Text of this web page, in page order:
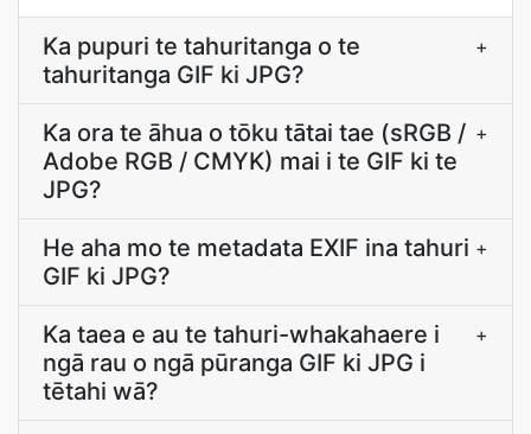
Ka pupuri te tahuritanga o te
tahuritanga GIF ki JPG?
+
Ka ora te āhua o tōku tātai tae (sRGB /
Adobe RGB / CMYK) mai i te GIF ki te
JPG?
+
He aha mo te metadata EXIF ina tahuri
GIF ki JPG?
+
Ka taea e au te tahuri-whakahaere i
ngā rau o ngā pūranga GIF ki JPG i
tētahi wā?
+